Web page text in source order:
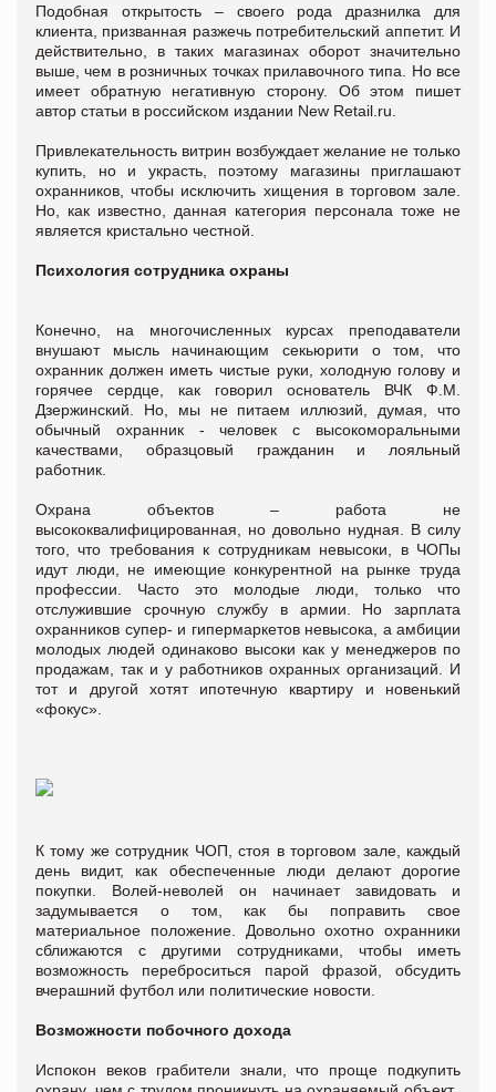
Подобная открытость – своего рода дразнилка для
клиента, призванная разжечь потребительский аппетит. И
действительно, в таких магазинах оборот значительно
выше, чем в розничных точках прилавочного типа. Но все
имеет обратную негативную сторону. Об этом пишет
автор статьи в российском издании New Retail.ru.
Привлекательность витрин возбуждает желание не только
купить, но и украсть, поэтому магазины приглашают
охранников, чтобы исключить хищения в торговом зале.
Но, как известно, данная категория персонала тоже не
является кристально честной.
Психология сотрудника охраны
Конечно, на многочисленных курсах преподаватели
внушают мысль начинающим секьюрити о том, что
охранник должен иметь чистые руки, холодную голову и
горячее сердце, как говорил основатель ВЧК Ф.М.
Дзержинский. Но, мы не питаем иллюзий, думая, что
обычный охранник - человек с высокоморальными
качествами, образцовый гражданин и лояльный
работник.
Охрана объектов – работа не
высококвалифицированная, но довольно нудная. В силу
того, что требования к сотрудникам невысоки, в ЧОПы
идут люди, не имеющие конкурентной на рынке труда
профессии. Часто это молодые люди, только что
отслужившие срочную службу в армии. Но зарплата
охранников супер- и гипермаркетов невысока, а амбиции
молодых людей одинаково высоки как у менеджеров по
продажам, так и у работников охранных организаций. И
тот и другой хотят ипотечную квартиру и новенький
«фокус».
К тому же сотрудник ЧОП, стоя в торговом зале, каждый
день видит, как обеспеченные люди делают дорогие
покупки. Волей-неволей он начинает завидовать и
задумывается о том, как бы поправить свое
материальное положение. Довольно охотно охранники
сближаются с другими сотрудниками, чтобы иметь
возможность переброситься парой фразой, обсудить
вчерашний футбол или политические новости.
Возможности побочного дохода
Испокон веков грабители знали, что проще подкупить